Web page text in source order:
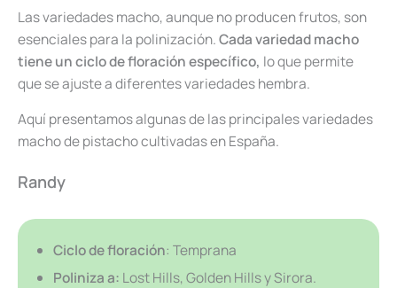
Las variedades macho, aunque no producen frutos, son
esenciales para la polinización.Cada variedad macho
tiene un ciclo de floración específico, lo que permite
que se ajuste a diferentes variedades hembra.
Aquí presentamos algunas de las principales variedades
macho de pistacho cultivadas en España.
Randy
Ciclo de floración: Temprana
Poliniza a: Lost Hills, Golden Hills y Sirora.